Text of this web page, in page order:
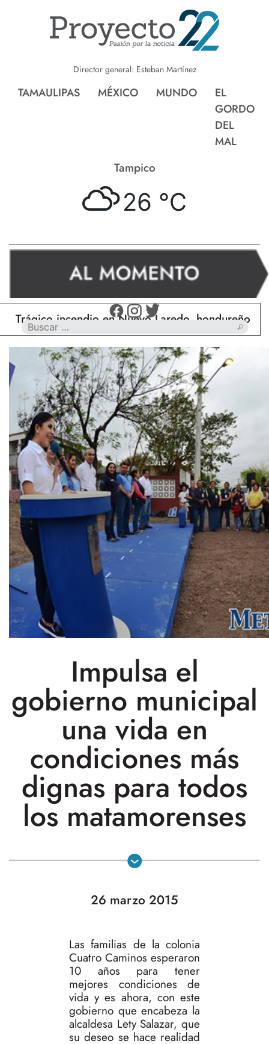
Director general: Esteban Martínez
TAMAULIPAS MÉXICO MUNDO
EL
GORDO
DEL
MAL
Tampico
26 °C
incendio en Nuevo Laredo, hondureño muere
Impulsa el
gobierno municipal
una vida en
condiciones más
dignas para todos
los matamorenses
26 marzo 2015
Las familias de la colonia
Cuatro Caminos esperaron
10 años para tener
mejores condiciones de
vida y es ahora, con este
gobierno que encabeza la
alcaldesa Lety Salazar, que
su deseo se hace realidad